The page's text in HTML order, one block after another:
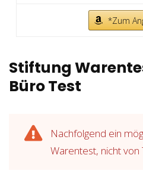
*Zum
Stiftung
Büro Test
Nachfolgend ein
Warentest, nicht